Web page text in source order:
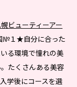
ビューティーアー
№１★自分に合った
る環境で憧れの美
たくさんある美容
学後にコースを選